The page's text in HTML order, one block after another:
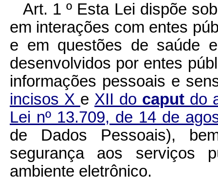
Art. 1 º Esta Lei dispõe
em interações com entes
e em questões de saúde
desenvolvidos por entes
informações pessoais e
incisos X e XII do caput do
Lei nº 13.709, de 14 de
de Dados Pessoais),
segurança aos serviços
ambiente eletrônico.